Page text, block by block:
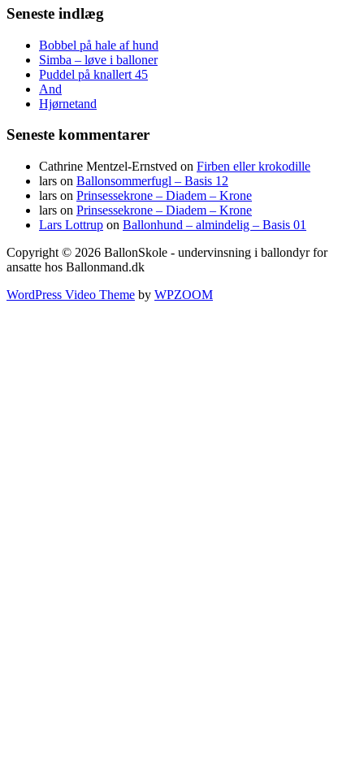
Seneste indlæg
Bobbel på hale af hund
Simba – løve i balloner
Puddel på knallert 45
And
Hjørnetand
Seneste kommentarer
Cathrine Mentzel-Ernstved on Firben eller krokodille
lars on Ballonsommerfugl – Basis 12
lars on Prinsessekrone – Diadem – Krone
lars on Prinsessekrone – Diadem – Krone
Lars Lottrup on Ballonhund – almindelig – Basis 01
Copyright © 2026 BallonSkole - undervinsning i ballondyr for
ansatte hos Ballonmand.dk
WordPress Video Theme by WPZOOM